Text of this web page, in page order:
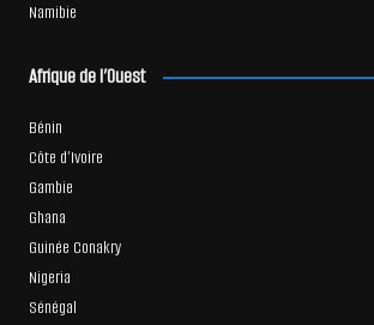
Namibie
Afrique de l’Ouest
Bénin
Côte d’Ivoire
Gambie
Ghana
Guinée Conakry
Nigeria
Sénégal